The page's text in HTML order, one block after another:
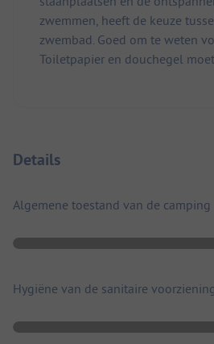
zwemmen, heeft de keuze
zwembad. Goed om te weten
Toiletpapier en douchegel
Details
Algemene toestand van de camping
Hygiëne van de sanitaire